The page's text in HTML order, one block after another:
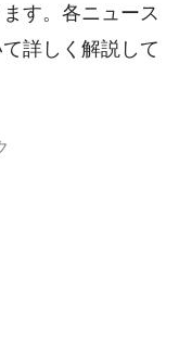
す。各ニュース
詳しく解説して